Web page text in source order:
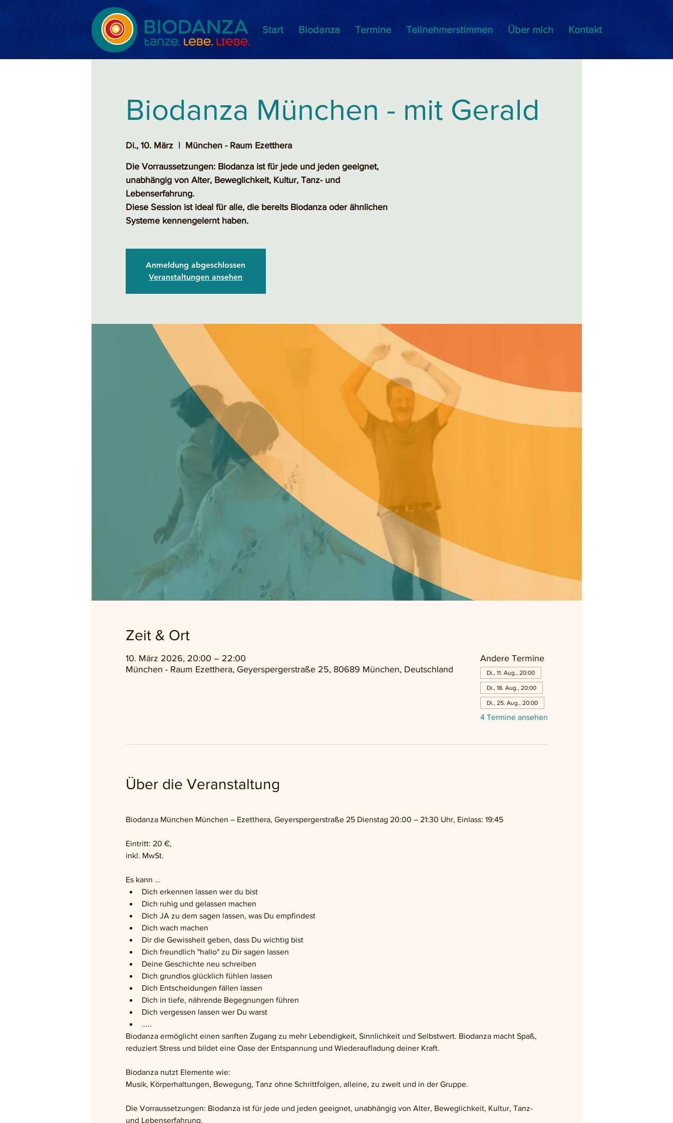
Start Biodanza Termine Teilnehmerstimmen Über mich Kontakt
Biodanza München - mit Gerald
Di., 10. März
  |
München - Raum Ezetthera
Die Vorraussetzungen: Biodanza ist für jede und jeden geeignet,
unabhängig von Alter, Beweglichkeit, Kultur, Tanz- und
Lebenserfahrung.
Diese Session ist ideal für alle, die bereits Biodanza oder ähnlichen
Systeme kennengelernt haben.
Anmeldung abgeschlossen
Veranstaltungen ansehen
Zeit & Ort
10. März 2026, 20:00 – 22:00
München - Raum Ezetthera, Geyerspergerstraße 25, 80689 München, Deutschland
Andere Termine
Di., 11. Aug., 20:00
Di., 18. Aug., 20:00
Di., 25. Aug., 20:00
4 Termine ansehen
Über die Veranstaltung
Biodanza München München – Ezetthera, Geyerspergerstraße 25 Dienstag 20:00 – 21:30 Uhr, Einlass: 19:45
Eintritt: 20 €,
inkl. MwSt.
Es kann ...
Dich erkennen lassen wer du bist
Dich ruhig und gelassen machen
Dich JA zu dem sagen lassen, was Du empfindest
Dich wach machen
Dir die Gewissheit geben, dass Du wichtig bist
Dich freundlich "hallo" zu Dir sagen lassen
Deine Geschichte neu schreiben
Dich grundlos glücklich fühlen lassen
Dich Entscheidungen fällen lassen
Dich in tiefe, nährende Begegnungen führen
Dich vergessen lassen wer Du warst
.....
Biodanza ermöglicht einen sanften Zugang zu mehr Lebendigkeit, Sinnlichkeit und Selbstwert. Biodanza macht Spaß,
reduziert Stress und bildet eine Oase der Entspannung und Wiederaufladung deiner Kraft.
Biodanza nutzt Elemente wie:
Musik, Körperhaltungen, Bewegung, Tanz ohne Schrittfolgen, alleine, zu zweit und in der Gruppe.
Die Vorraussetzungen: Biodanza ist für jede und jeden geeignet, unabhängig von Alter, Beweglichkeit, Kultur, Tanz-
und Lebenserfahrung.